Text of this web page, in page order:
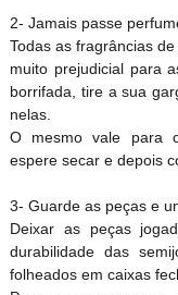
2- Jamais passe
Todas as fragrâncias
muito prejudicial para
borrifada, tire a sua
nelas.
O mesmo vale para
espere secar e depois
3- Guarde as peças e
Deixar as peças
durabilidade das
folheados em caixas